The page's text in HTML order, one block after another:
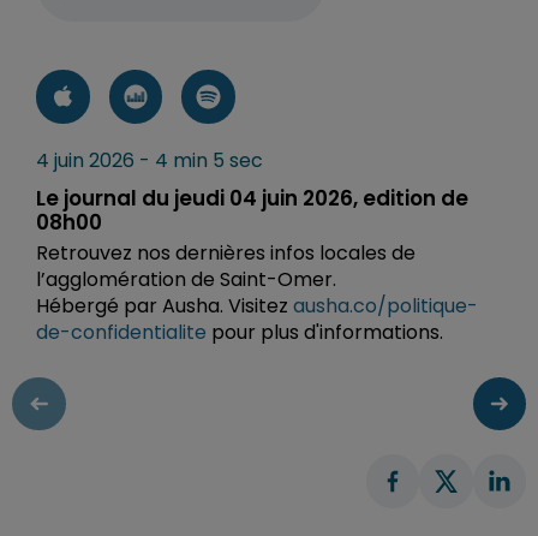
4 juin 2026 - 4 min 5 sec
Le journal du jeudi 04 juin 2026, edition de
08h00
Retrouvez nos dernières infos locales de
l’agglomération de Saint-Omer.
Hébergé par Ausha. Visitez ausha.co/politique-
de-confidentialite pour plus d'informations.